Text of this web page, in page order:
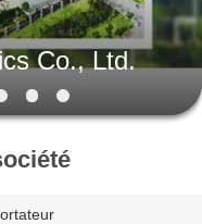
Co., Ltd.